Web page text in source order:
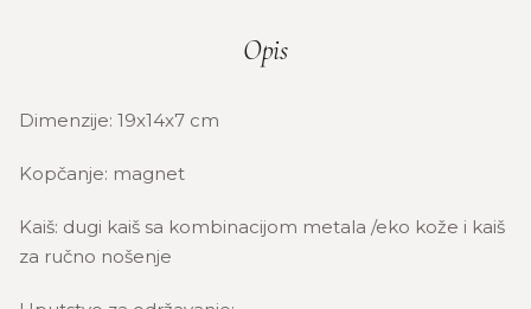
Opis
Dimenzije: 19x14x7 cm
Kopčanje: magnet
Kaiš: dugi kaiš sa kombinacijom metala /eko kože i kaiš
za ručno nošenje